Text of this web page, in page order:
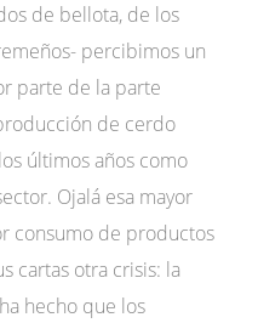
de bellota, de los
percibimos un
parte de la parte
de cerdo
últimos años como
Ojalá esa mayor
consumo de productos
cartas otra crisis: la
hecho que los